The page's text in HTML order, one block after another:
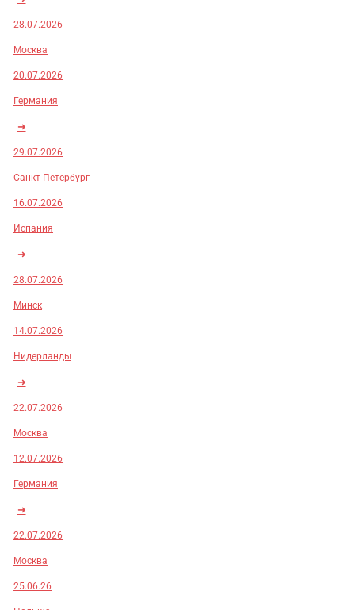
28.07.2026
Москва
20.07.2026
Германия
➜
29.07.2026
Санкт-Петербург
16.07.2026
Испания
➜
28.07.2026
Минск
14.07.2026
Нидерланды
➜
22.07.2026
Москва
12.07.2026
Германия
➜
22.07.2026
Москва
25.06.26